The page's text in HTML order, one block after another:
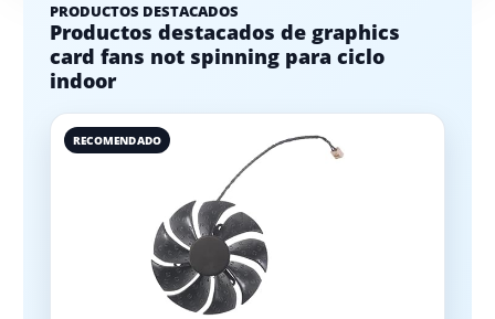
PRODUCTOS DESTACADOS
Productos destacados de graphics
card fans not spinning para ciclo
indoor
RECOMENDADO